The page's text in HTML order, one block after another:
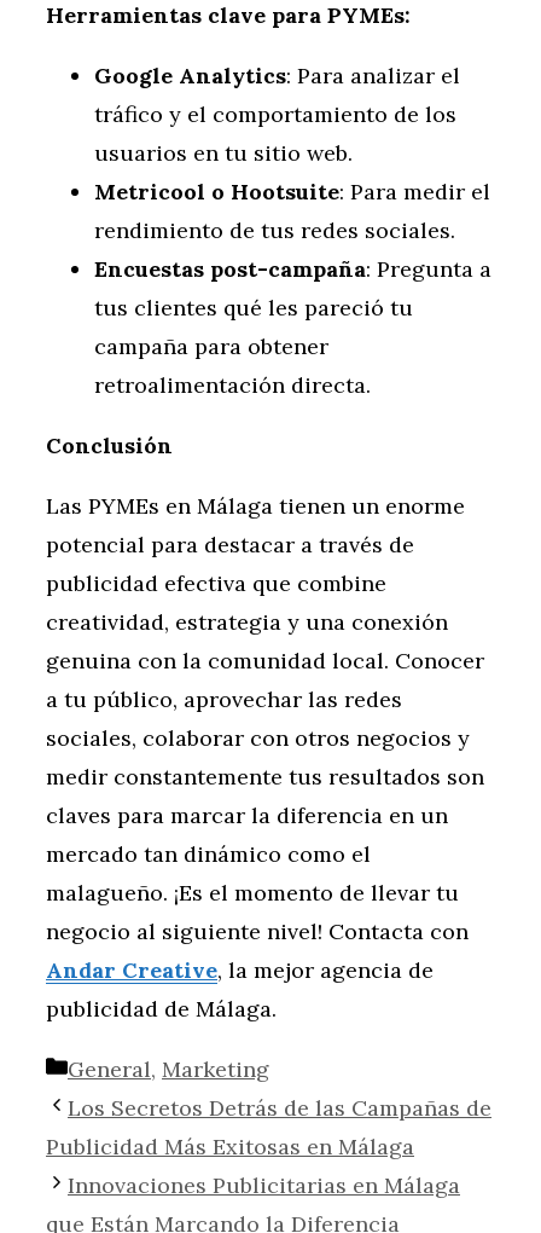
Herramientas clave para PYMEs:
Google Analytics: Para analizar el
tráfico y el comportamiento de los
usuarios en tu sitio web.
Metricool o Hootsuite: Para medir el
rendimiento de tus redes sociales.
Encuestas post-campaña: Pregunta a
tus clientes qué les pareció tu
campaña para obtener
retroalimentación directa.
Conclusión
Las PYMEs en Málaga tienen un enorme
potencial para destacar a través de
publicidad efectiva que combine
creatividad, estrategia y una conexión
genuina con la comunidad local. Conocer
a tu público, aprovechar las redes
sociales, colaborar con otros negocios y
medir constantemente tus resultados son
claves para marcar la diferencia en un
mercado tan dinámico como el
malagueño. ¡Es el momento de llevar tu
negocio al siguiente nivel! Contacta con
Andar Creative, la mejor agencia de
publicidad de Málaga.
Categorías
General, Marketing
Los Secretos Detrás de las Campañas de
Publicidad Más Exitosas en Málaga
Innovaciones Publicitarias en Málaga
que Están Marcando la Diferencia